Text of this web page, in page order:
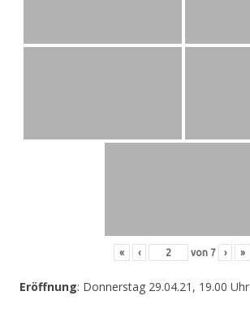
« ‹ von 7 › »
Eröffnung: Donnerstag 29.04.21, 19.00 Uhr